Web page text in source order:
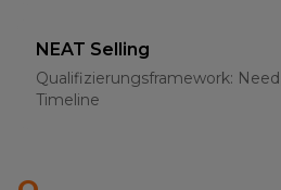
NEAT Selling
Qualifizierungsframework:
Timeline